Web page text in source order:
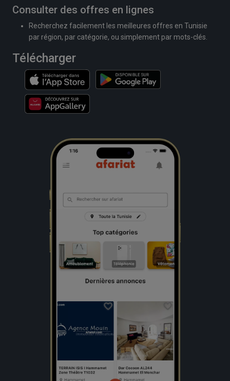
Consulter des offres en lignes
Recherchez facilement les meilleures offres en Tunisie
par région, par catégorie, ou simplement par mots-clés.
Télécharger